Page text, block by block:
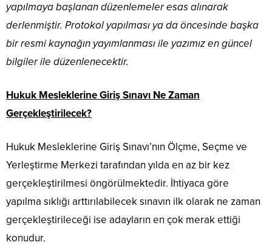
yapılmaya başlanan düzenlemeler esas alınarak
derlenmiştir. Protokol yapılması ya da öncesinde başka
bir resmi kaynağın yayımlanması ile yazımız en güncel
bilgiler ile düzenlenecektir.
Hukuk Mesleklerine Giriş Sınavı Ne Zaman
Gerçekleştirilecek?
Hukuk Mesleklerine Giriş Sınavı’nın Ölçme, Seçme ve
Yerleştirme Merkezi tarafından yılda en az bir kez
gerçekleştirilmesi öngörülmektedir. İhtiyaca göre
yapılma sıklığı arttırılabilecek sınavın ilk olarak ne zaman
gerçekleştirileceği ise adayların en çok merak ettiği
konudur.